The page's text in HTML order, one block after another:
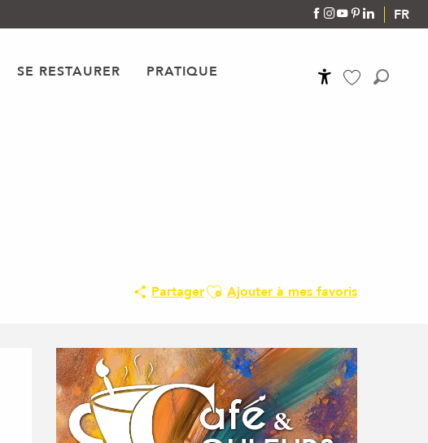
FR
SE RESTAURER PRATIQUE
PartagerAjouter aux favoris
Ajouter à mes favoris